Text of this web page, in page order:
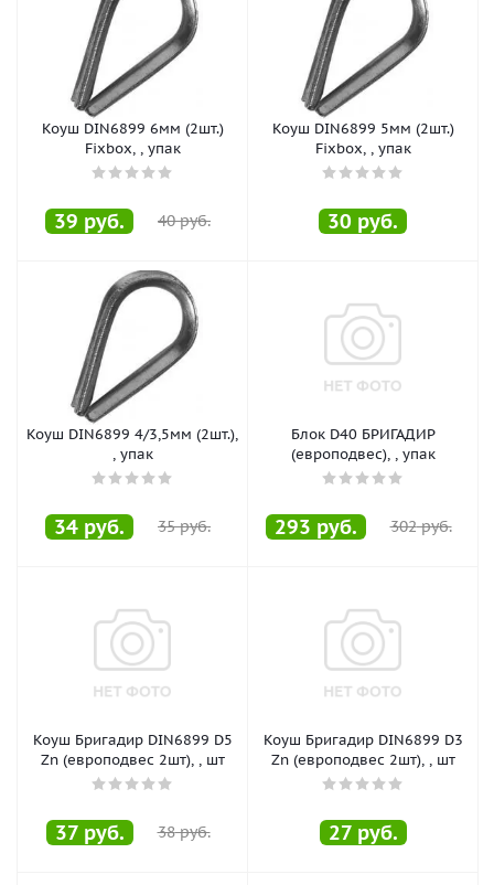
Коуш DIN6899 6мм (2шт.)
Fixbox, , упак
39 руб. 40руб.
Коуш DIN6899 5мм (2шт.)
Fixbox, , упак
30 руб.
Коуш DIN6899 4/3,5мм (2шт.),
, упак
34 руб. 35руб.
Блок D40 БРИГАДИР
(европодвес), , упак
293 руб. 302руб.
Коуш Бригадир DIN6899 D5
Zn (европодвес 2шт), , шт
37руб. 38руб.
Коуш Бригадир DIN6899 D3
Zn (европодвес 2шт), , шт
27руб.